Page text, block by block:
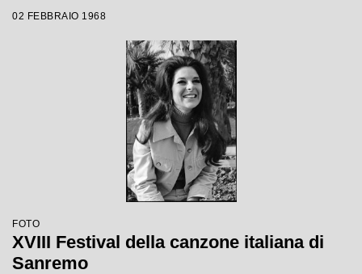
02 FEBBRAIO 1968
FOTO
XVIII Festival della canzone italiana di
Sanremo